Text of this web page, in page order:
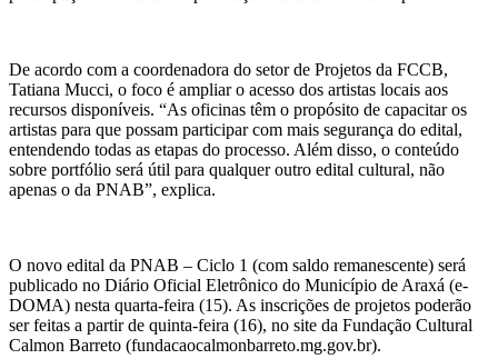
De acordo com a coordenadora do setor de Projetos da FCCB,
Tatiana Mucci, o foco é ampliar o acesso dos artistas locais aos
recursos disponíveis. “As oficinas têm o propósito de capacitar os
artistas para que possam participar com mais segurança do edital,
entendendo todas as etapas do processo. Além disso, o conteúdo
sobre portfólio será útil para qualquer outro edital cultural, não
apenas o da PNAB”, explica.
O novo edital da PNAB – Ciclo 1 (com saldo remanescente) será
publicado no Diário Oficial Eletrônico do Município de Araxá (e-
DOMA) nesta quarta-feira (15). As inscrições de projetos poderão
ser feitas a partir de quinta-feira (16), no site da Fundação Cultural
Calmon Barreto (fundacaocalmonbarreto.mg.gov.br).